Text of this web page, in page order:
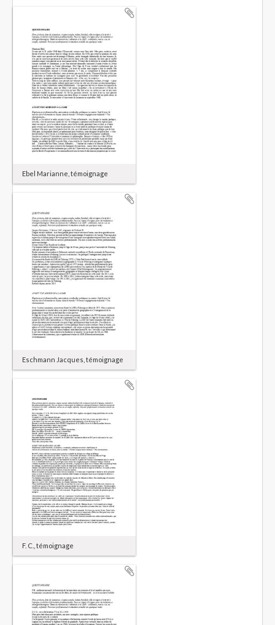
Ebel Marianne, témoignage
Eschmann Jacques, témoignage
F. C., témoignage